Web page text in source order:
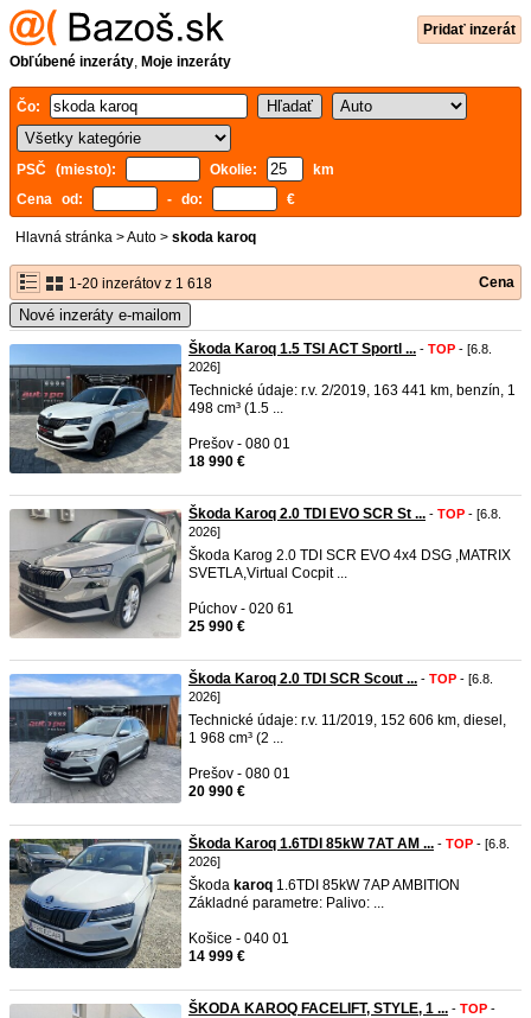
Pridať inzerát
Obľúbené inzeráty, Moje inzeráty
Čo:
PSČ (miesto): Okolie:
km
Cena od:
- do: €
Hlavná stránka >Auto > skoda karoq
1-20 inzerátov z 1 618 Cena
Nové inzeráty e-mailom
Škoda Karoq 1.5 TSI ACT Sportl ... - TOP - [6.8.
2026]
Technické údaje: r.v. 2/2019, 163 441 km, benzín, 1
498 cm³ (1.5 ...
Prešov - 080 01
18 990 €
Škoda Karoq 2.0 TDI EVO SCR St ... - TOP - [6.8.
2026]
Škoda Karog 2.0 TDI SCR EVO 4x4 DSG ,MATRIX
SVETLA,Virtual Cocpit ...
Púchov - 020 61
25 990 €
Škoda Karoq 2.0 TDI SCR Scout ... - TOP - [6.8.
2026]
Technické údaje: r.v. 11/2019, 152 606 km, diesel,
1 968 cm³ (2 ...
Prešov - 080 01
20 990 €
Škoda Karoq 1.6TDI 85kW 7AT AM ... - TOP - [6.8.
2026]
Škoda karoq 1.6TDI 85kW 7AP AMBITION
Základné parametre: Palivo: ...
Košice - 040 01
14 999 €
ŠKODA KAROQ FACELIFT, STYLE, 1 ... - TOP -